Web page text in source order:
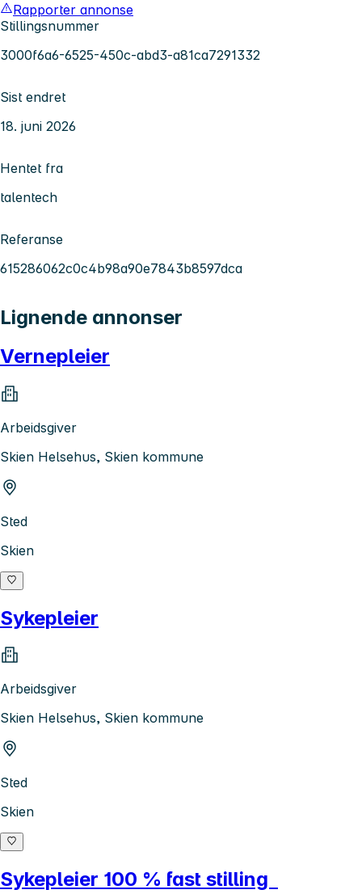
Rapporter annonse
Stillingsnummer
3000f6a6-6525-450c-abd3-a81ca7291332
Sist endret
18. juni 2026
Hentet fra
talentech
Referanse
615286062c0c4b98a90e7843b8597dca
Lignende annonser
Vernepleier
Arbeidsgiver
Skien Helsehus, Skien kommune
Sted
Skien
Sykepleier
Arbeidsgiver
Skien Helsehus, Skien kommune
Sted
Skien
Sykepleier 100 % fast stilling